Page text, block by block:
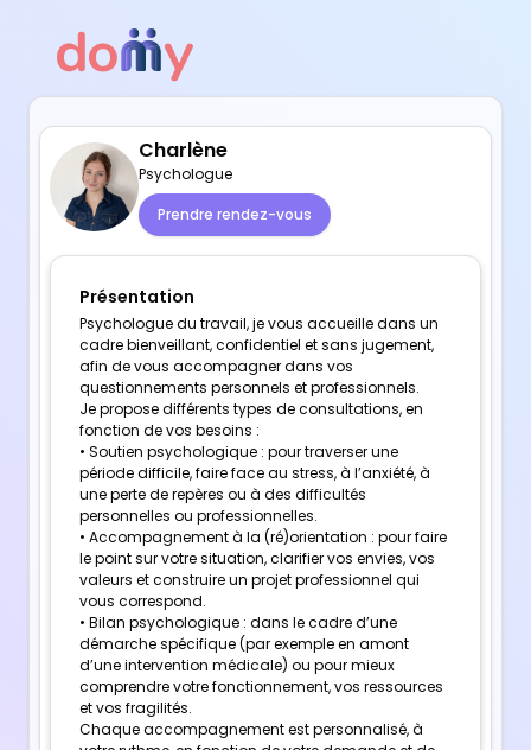
Charlène
Psychologue
Prendre rendez-vous
Présentation
Psychologue du travail, je vous accueille dans un
cadre bienveillant, confidentiel et sans jugement,
afin de vous accompagner dans vos
questionnements personnels et professionnels.
Je propose différents types de consultations, en
fonction de vos besoins :
• Soutien psychologique : pour traverser une
période difficile, faire face au stress, à l’anxiété, à
une perte de repères ou à des difficultés
personnelles ou professionnelles.
• Accompagnement à la (ré)orientation : pour faire
le point sur votre situation, clarifier vos envies, vos
valeurs et construire un projet professionnel qui
vous correspond.
• Bilan psychologique : dans le cadre d’une
démarche spécifique (par exemple en amont
d’une intervention médicale) ou pour mieux
comprendre votre fonctionnement, vos ressources
et vos fragilités.
Chaque accompagnement est personnalisé, à